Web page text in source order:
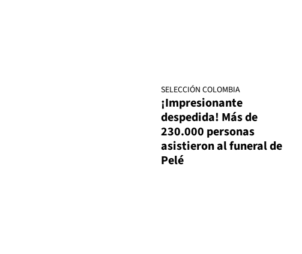
SELECCIÓN COLOMBIA
¡Impresionante
despedida! Más de
230.000 personas
asistieron al funeral de
Pelé